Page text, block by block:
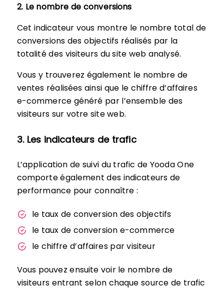
2. Le nombre de conversions
Cet indicateur vous montre le nombre total de
conversions des objectifs réalisés par la
totalité des visiteurs du site web analysé.
Vous y trouverez également le nombre de
ventes réalisées ainsi que le chiffre d’affaires
e-commerce généré par l’ensemble des
visiteurs sur votre site web.
3. Les indicateurs de trafic
L’application de suivi du trafic de Yooda One
comporte également des indicateurs de
performance pour connaître :
le taux de conversion des objectifs
le taux de conversion e-commerce
le chiffre d’affaires par visiteur
Vous pouvez ensuite voir le nombre de
visiteurs entrant selon chaque source de trafic